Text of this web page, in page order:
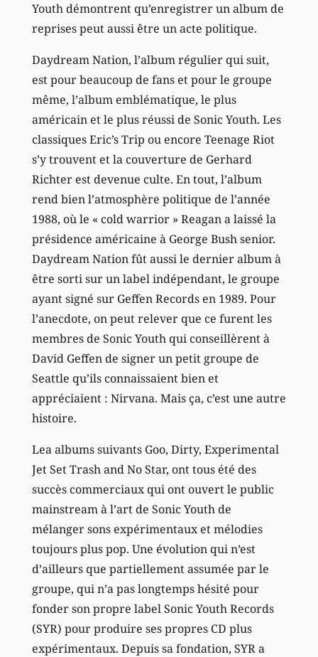
Youth démontrent qu’enregistrer un album de
reprises peut aussi être un acte politique.
Daydream Nation, l’album régulier qui suit,
est pour beaucoup de fans et pour le groupe
même, l’album emblématique, le plus
américain et le plus réussi de Sonic Youth. Les
classiques Eric’s Trip ou encore Teenage Riot
s’y trouvent et la couverture de Gerhard
Richter est devenue culte. En tout, l’album
rend bien l’atmosphère politique de l’année
1988, où le « cold warrior » Reagan a laissé la
présidence américaine à George Bush senior.
Daydream Nation fût aussi le dernier album à
être sorti sur un label indépendant, le groupe
ayant signé sur Geffen Records en 1989. Pour
l’anecdote, on peut relever que ce furent les
membres de Sonic Youth qui conseillèrent à
David Geffen de signer un petit groupe de
Seattle qu’ils connaissaient bien et
appréciaient : Nirvana. Mais ça, c’est une autre
histoire.
Lea albums suivants Goo, Dirty, Experimental
Jet Set Trash and No Star, ont tous été des
succès commerciaux qui ont ouvert le public
mainstream à l’art de Sonic Youth de
mélanger sons expérimentaux et mélodies
toujours plus pop. Une évolution qui n’est
d’ailleurs que partiellement assumée par le
groupe, qui n’a pas longtemps hésité pour
fonder son propre label Sonic Youth Records
(SYR) pour produire ses propres CD plus
expérimentaux. Depuis sa fondation, SYR a